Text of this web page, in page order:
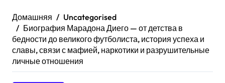
Домашняя
Uncategorised
Биография Марадона Диего — от детства в
бедности до великого футболиста, история успеха и
славы, связи с мафией, наркотики и разрушительные
личные отношения